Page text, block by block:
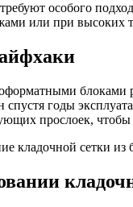
особого
или при высоких
блоками
годы
прослоек, чтобы